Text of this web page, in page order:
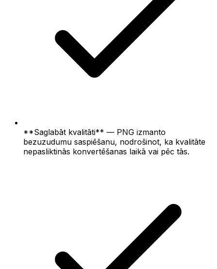
**Saglabāt kvalitāti** — PNG izmanto
bezuzudumu saspiēšanu, nodrošinot, ka kvalitāte
nepasliktinās konvertēšanas laikā vai pēc tās.